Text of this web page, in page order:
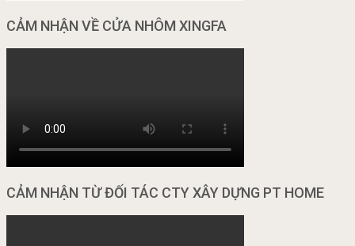
CẢM NHẬN VỀ CỬA NHÔM XINGFA
CẢM NHẬN TỪ ĐỐI TÁC CTY XÂY DỰNG PT HOME